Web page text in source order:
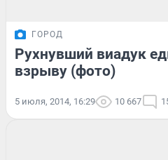
ГОРОД
Рухнувший виадук
взрыву (фото)
5 июля, 2014, 16:29 10 667